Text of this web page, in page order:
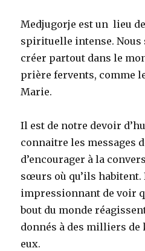
Medjugorje est un lieu
spirituelle intense. Nous
créer partout dans le
prière fervents, comme
Marie.
Il est de notre devoir
connaitre les messages
d’encourager à la
sœurs où qu’ils habitent.
impressionnant de voir
bout du monde
donnés à des milliers de
eux.